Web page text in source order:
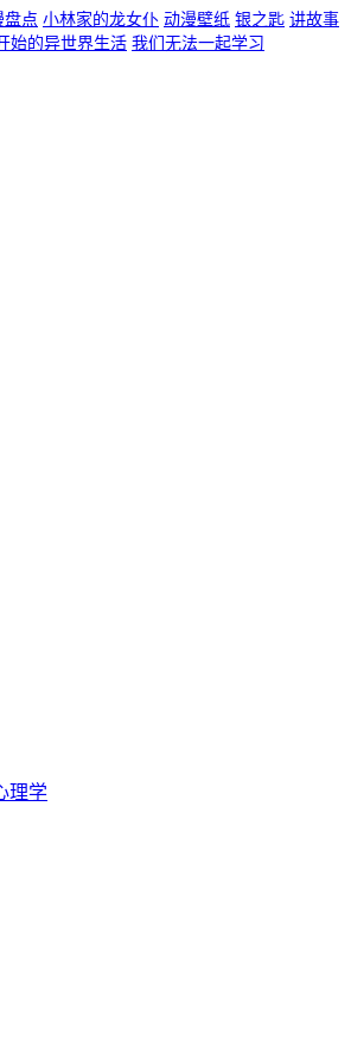
盘点 小林家的龙女仆 动漫壁纸 银之匙 讲故事
始的异世界生活 我们无法一起学习
理学